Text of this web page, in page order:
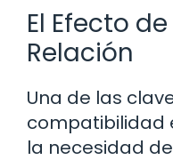
El Efecto
Relación
Una de las
compatibilidad
la necesidad